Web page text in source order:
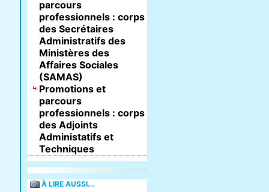
parcours
professionnels : corps
des Secrétaires
Administratifs des
Ministères des
Affaires Sociales
(SAMAS)
Promotions et
parcours
professionnels : corps
des Adjoints
Administatifs et
Techniques
À LIRE AUSSI...